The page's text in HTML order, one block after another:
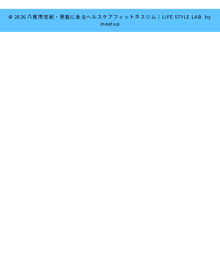
© 2026 八尾市志紀・恩智にあるヘルスケアフィットネスジム｜LIFE STYLE LAB. by
meatup